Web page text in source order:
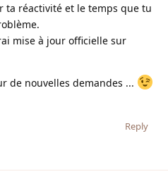
ta réactivité et le temps que tu
mise à jour officielle sur
de nouvelles demandes ...
Reply